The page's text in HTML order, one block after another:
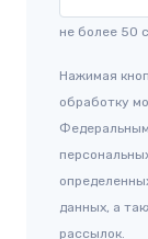
не более 50
Нажимая
обработку
данных, а
рассылок.